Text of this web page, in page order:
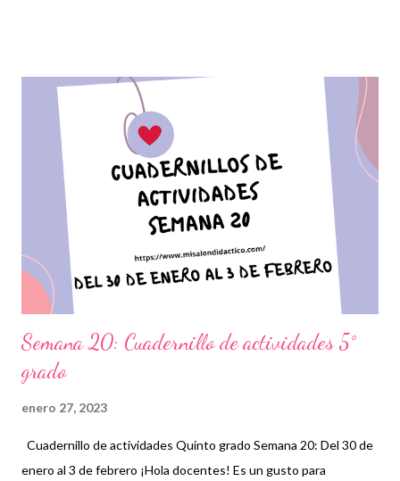
por sus docentes para mejorar el nivel educativo de cada
estudiante. Es muy importante mantener a nuestros alumnos en
el mismo nivel, por lo cual debemos estar atentos a que la
ejecución de estas actividades en conjunto con los vídeos que
se proporcionan se realicen en tiempo y forma para no perder la
secuencia de cada una. Expresamos nuestro más sincero
agradecimiento a los autores de tan estupendo material que sin
duda alguna les será de gran ayud...
Semana 20: Cuadernillo de actividades 5°
grado
enero 27, 2023
Cuadernillo de actividades Quinto grado Semana 20: Del 30 de
enero al 3 de febrero ¡Hola docentes! Es un gusto para